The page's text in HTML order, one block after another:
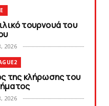
τουρνουά του
2026
της κλήρωσης του
2026